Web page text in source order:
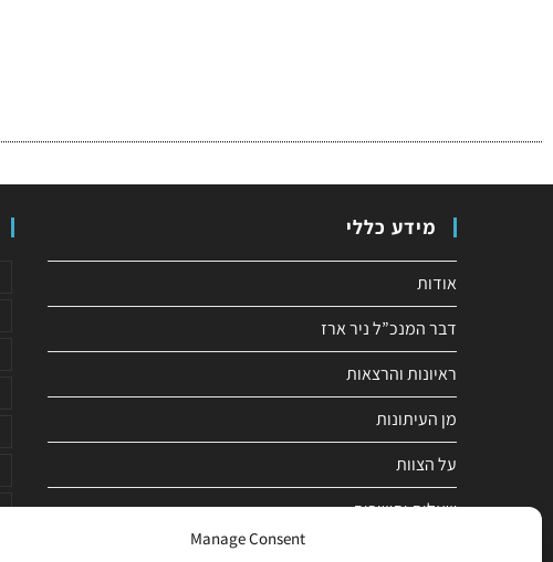
Manage Consent
מידע כללי
אודות
דבר המנכ”ל ניר ארז
ראיונות והרצאות
מן העיתונות
על הצוות
שאלות ותשובות